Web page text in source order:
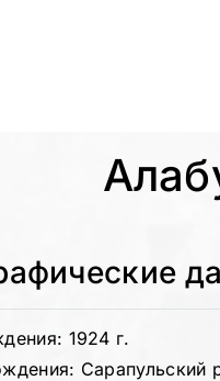
1924 г.
Сарапульский